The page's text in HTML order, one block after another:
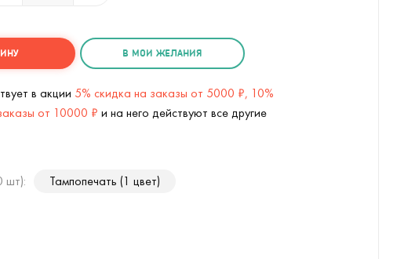
В МОИ ЖЕЛАНИЯ
в акции 5% скидка на заказы от 5000 ₽, 10%
от 10000 ₽ и на него действуют все другие
шт): Тампопечать (1 цвет)